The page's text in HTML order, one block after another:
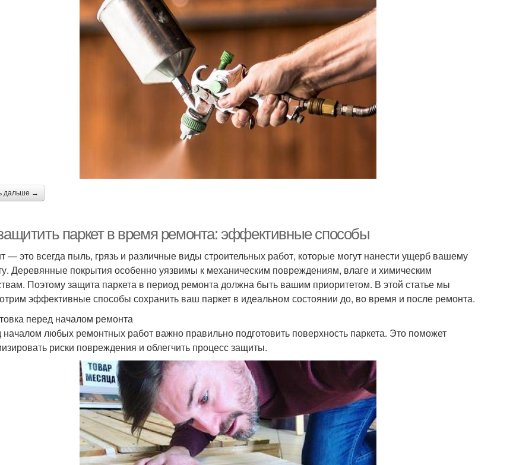
дальше →
паркет в время ремонта: эффективные способы
— это всегда пыль, грязь и различные виды строительных работ, которые могут нанести ущерб вашему
Деревянные покрытия особенно уязвимы к механическим повреждениям, влаге и химическим
Поэтому защита паркета в период ремонта должна быть вашим приоритетом. В этой статье мы
эффективные способы сохранить ваш паркет в идеальном состоянии до, во время и после ремонта.
перед началом ремонта
любых ремонтных работ важно правильно подготовить поверхность паркета. Это поможет
риски повреждения и облегчить процесс защиты.